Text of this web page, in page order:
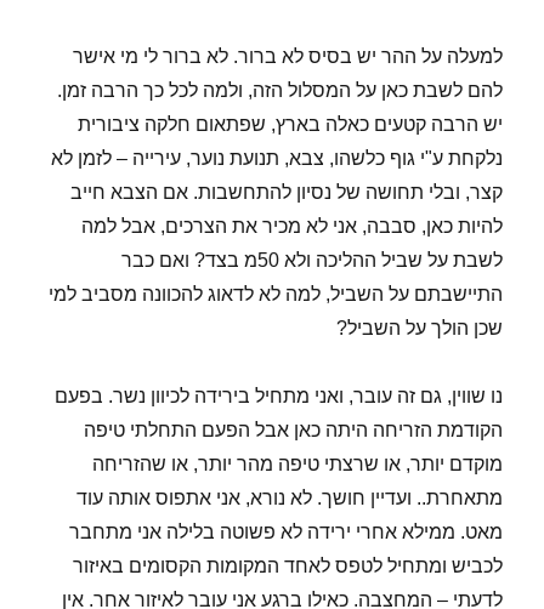
למעלה על ההר יש בסיס לא ברור. לא ברור לי מי אישר
להם לשבת כאן על המסלול הזה, ולמה לכל כך הרבה זמן.
יש הרבה קטעים כאלה בארץ, שפתאום חלקה ציבורית
נלקחת ע"י גוף כלשהו, צבא, תנועת נוער, עירייה – לזמן לא
קצר, ובלי תחושה של נסיון להתחשבות. אם הצבא חייב
להיות כאן, סבבה, אני לא מכיר את הצרכים, אבל למה
לשבת על שביל ההליכה ולא 50מ בצד? ואם כבר
התיישבתם על השביל, למה לא לדאוג להכוונה מסביב למי
שכן הולך על השביל?
נו שווין, גם זה עובר, ואני מתחיל בירידה לכיוון נשר. בפעם
הקודמת הזריחה היתה כאן אבל הפעם התחלתי טיפה
מוקדם יותר, או שרצתי טיפה מהר יותר, או שהזריחה
מתאחרת.. ועדיין חושך. לא נורא, אני אתפוס אותה עוד
מאט. ממילא אחרי ירידה לא פשוטה בלילה אני מתחבר
לכביש ומתחיל לטפס לאחד המקומות הקסומים באיזור
לדעתי – המחצבה. כאילו ברגע אני עובר לאיזור אחר. אין